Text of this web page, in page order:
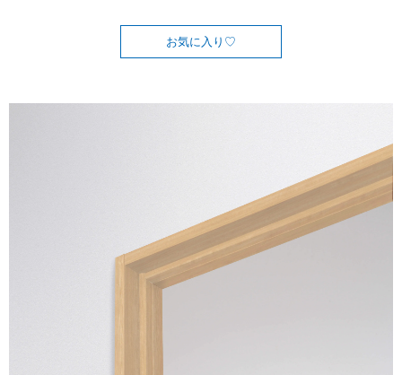
お気に入り